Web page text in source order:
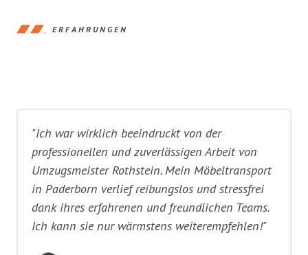
ERFAHRUNGEN
"Ich war wirklich beeindruckt von der
professionellen und zuverlässigen Arbeit von
Umzugsmeister Rothstein. Mein Möbeltransport
in Paderborn verlief reibungslos und stressfrei
dank ihres erfahrenen und freundlichen Teams.
Ich kann sie nur wärmstens weiterempfehlen!"